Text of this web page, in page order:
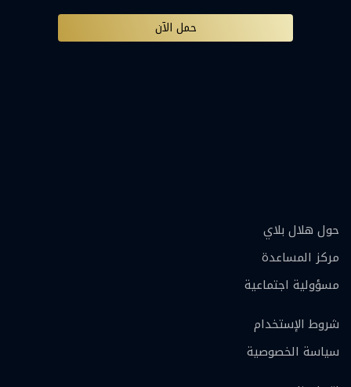
حمل الآن
حول هلال بلاي
مركز المساعدة
مسؤولية اجتماعية
شروط الإستخدام
سياسة الخصوصية